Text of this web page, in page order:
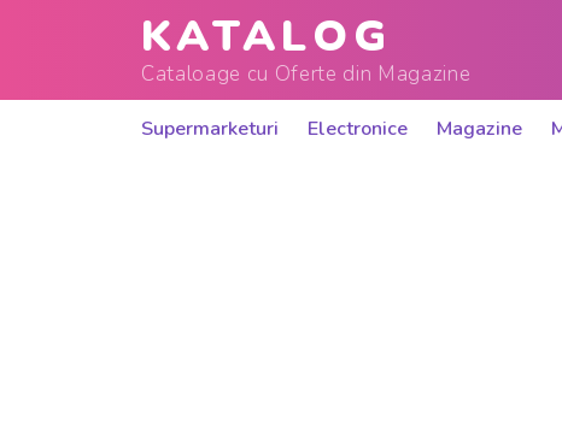
KATALOG
Cataloage cu Oferte din Magazine
Supermarketuri Electronice Magazine